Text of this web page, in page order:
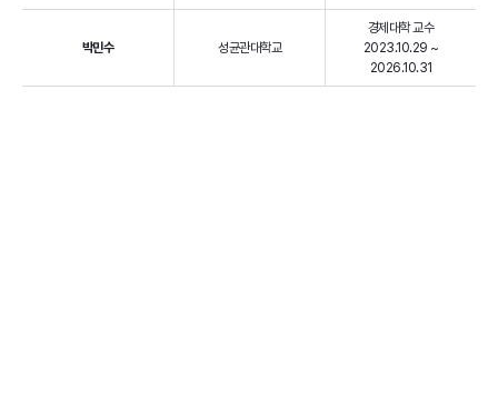
박민수 성균관대학교
경제대학 교수
2023.10.29 ~
2026.10.31